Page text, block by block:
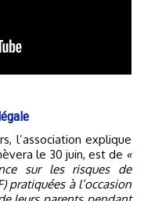
le 30 juin, est de «
sur les risques de
pratiquées à l’occasion